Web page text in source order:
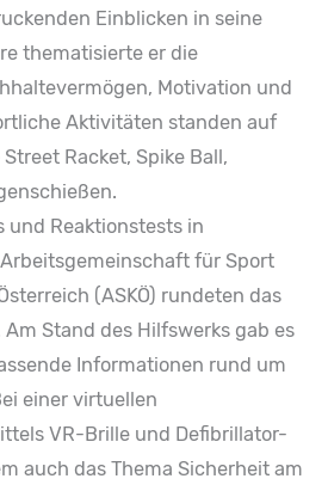
Einblicken in seine
thematisierte er die
Motivation und
Aktivitäten standen auf
Racket, Spike Ball,
und Reaktionstests in
für Sport
(ASKÖ) rundeten das
Stand des Hilfswerks gab es
Informationen rund um
einer virtuellen
VR-Brille und Defibrillator-
auch das Thema Sicherheit am